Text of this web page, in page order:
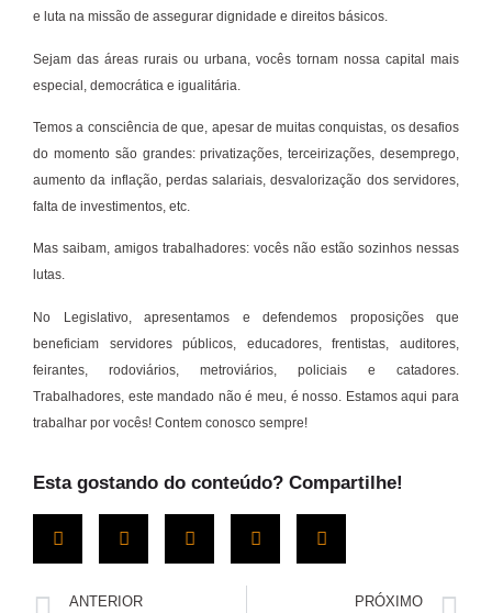
e luta na missão de assegurar dignidade e direitos básicos.
Sejam das áreas rurais ou urbana, vocês tornam nossa capital mais
especial, democrática e igualitária.
Temos a consciência de que, apesar de muitas conquistas, os desafios
do momento são grandes: privatizações, terceirizações, desemprego,
aumento da inflação, perdas salariais, desvalorização dos servidores,
falta de investimentos, etc.
Mas saibam, amigos trabalhadores: vocês não estão sozinhos nessas
lutas.
No Legislativo, apresentamos e defendemos proposições que
beneficiam servidores públicos, educadores, frentistas, auditores,
feirantes, rodoviários, metroviários, policiais e catadores.
Trabalhadores, este mandado não é meu, é nosso. Estamos aqui para
trabalhar por vocês! Contem conosco sempre!
Esta gostando do conteúdo? Compartilhe!
ANTERIOR PRÓXIMO